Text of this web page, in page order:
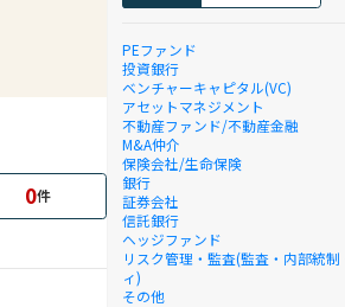
0件
PEファンド
投資銀行
ベンチャーキャピタル(VC)
アセットマネジメント
不動産ファンド/不動産金融
M&A仲介
保険会社/生命保険
銀行
証券会社
信託銀行
ヘッジファンド
リスク管理・監査(監査・内部統
ィ)
その他